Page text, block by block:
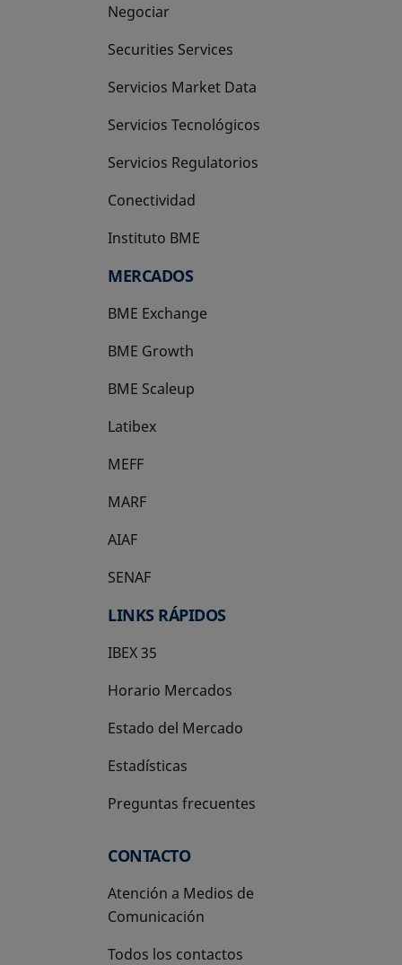
Negociar
Securities Services
Servicios Market Data
Servicios Tecnológicos
Servicios Regulatorios
Conectividad
Instituto BME
se abre en una pestaña nueva
MERCADOS
BME Exchange
BME Growth
se abre en una pestaña nueva
BME Scaleup
se abre en una pestaña nueva
Latibex
se abre en una pestaña nueva
MEFF
se abre en una pestaña nueva
MARF
AIAF
SENAF
LINKS RÁPIDOS
IBEX 35
Horario Mercados
Estado del Mercado
Estadísticas
Preguntas frecuentes
CONTACTO
Atención a Medios de
Comunicación
Todos los contactos